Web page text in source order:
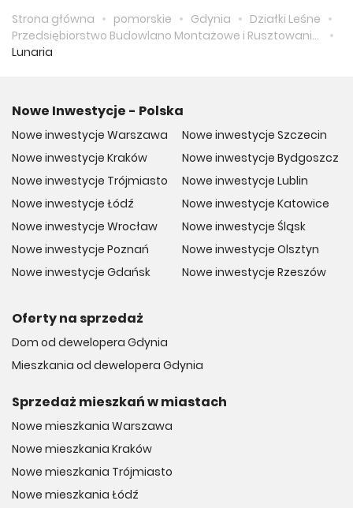
plac zabaw dla najmłodszych gwarantują idealne warunki
do wypoczynku po ciężkim dniu.
naprawczą.
Wewnętrzna sala fitness: Miejsce, które pozwala na chwilę
wyciszenia np. w formie medytacji, jogi i ćwiczeń
oddechowych, co stanowi idealne dopełnienie stylu życia
opartego na równowadze między ciałem a duchem.
Strona główna pomorskie Gdynia
Działki Leśne
Przedsiębiorstwo Budowlano Montażowe i Rusztowaniowe "BUDROS" Sp. z o.o.
Lunaria
Nowe Inwestycje - Polska
Nowe inwestycje Warszawa
Nowe inwestycje Kraków
Nowe inwestycje Trójmiasto
Nowe inwestycje Łódź
Nowe inwestycje Wrocław
Nowe inwestycje Poznań
Nowe inwestycje Gdańsk
Nowe inwestycje Szczecin
Nowe inwestycje Bydgoszcz
Nowe inwestycje Lublin
Nowe inwestycje Katowice
Nowe inwestycje Śląsk
Nowe inwestycje Olsztyn
Nowe inwestycje Rzeszów
Oferty na sprzedaż
Dom od dewelopera Gdynia
Mieszkania od dewelopera Gdynia
Sprzedaż mieszkań w miastach
Nowe mieszkania Warszawa
Nowe mieszkania Kraków
Nowe mieszkania Trójmiasto
Nowe mieszkania Łódź